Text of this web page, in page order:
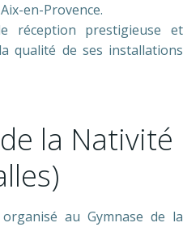
en-Provence.
réception prestigieuse et
qualité de ses installations
la Nativité
au Gymnase de la